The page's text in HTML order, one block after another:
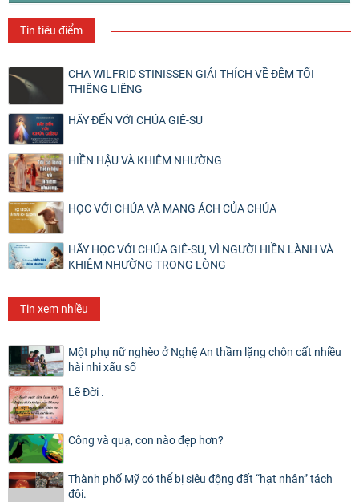
Tin tiêu điểm
CHA WILFRID STINISSEN GIẢI THÍCH VỀ ĐÊM TỐI
THIÊNG LIÊNG
HÃY ĐẾN VỚI CHÚA GIÊ-SU
HIỀN HẬU VÀ KHIÊM NHƯỜNG
HỌC VỚI CHÚA VÀ MANG ÁCH CỦA CHÚA
HÃY HỌC VỚI CHÚA GIÊ-SU, VÌ NGƯỜI HIỀN LÀNH VÀ
KHIÊM NHƯỜNG TRONG LÒNG
Tin xem nhiều
Một phụ nữ nghèo ở Nghệ An thầm lặng chôn cất nhiều
hài nhi xấu số
Lẽ Đời .
Công và quạ, con nào đẹp hơn?
Thành phố Mỹ có thể bị siêu động đất “hạt nhân” tách
đôi.